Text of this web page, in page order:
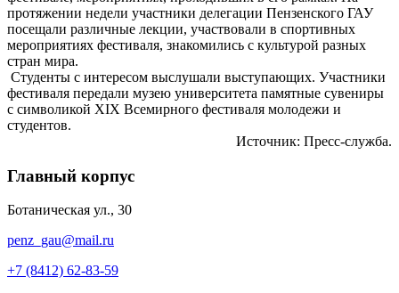
протяжении недели участники делегации Пензенского ГАУ
посещали различные лекции, участвовали в спортивных
мероприятиях фестиваля, знакомились с культурой разных
стран мира.
Студенты с интересом выслушали выступающих. Участники
фестиваля передали музею университета памятные сувениры
с символикой XIX Всемирного фестиваля молодежи и
студентов.
Источник: Пресс-служба.
Главный корпус
Ботаническая ул., 30
penz_gau@mail.ru
+7 (8412) 62-83-59